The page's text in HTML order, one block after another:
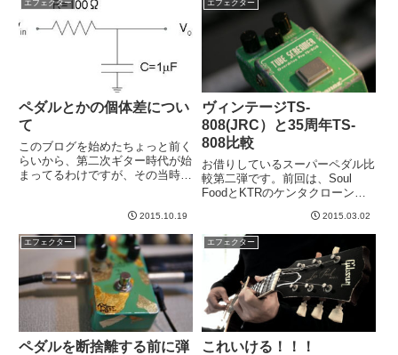
まあ、合う。いい感じにカッコい
い音も出せた。このとき、...
います。最近（2021年）また使
い始めていて最新の感想や音...
エフェクター
ペダルとかの個体差につい
て
このブログを始めたちょっと前く
らいから、第二次ギター時代が始
まってるわけですが、その当時
うですが）ほぼ見た目で判断して
る私。。。しかし、コメント頂い
たりスタジオご一緒させていただ
2015.10.19
エフェクター
ヴィンテージTS-
808(JRC）と35周年TS-
808比較
お借りしているスーパーペダル比
較第二弾です。前回は、Soul
FoodとKTRのケンタクローン比
イブの定番、チューブスクリーマ
ーです！オリジナルのTS-808。
JRCというチップが入ってるそう
です。チューブスク...
2015.03.02
エフェクター
ペダルを断捨離する前に弾
エフェクター
これいける！！！